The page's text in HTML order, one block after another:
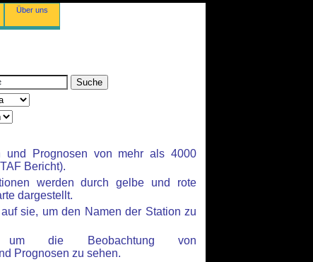
Über uns
und Prognosen von mehr als 4000
Bericht).
werden durch gelbe und rote
dargestellt.
sie, um den Namen der Station zu
um die Beobachtung von
Prognosen zu sehen.